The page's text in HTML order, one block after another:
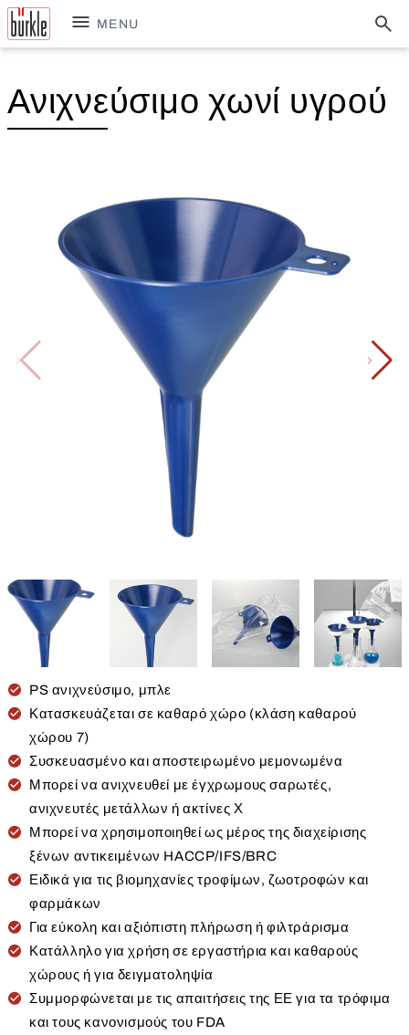
MENU
Ανιχνεύσιμο χωνί υγρού
PS ανιχνεύσιμο, μπλε
Κατασκευάζεται σε καθαρό χώρο (κλάση καθαρού
χώρου 7)
Συσκευασμένο και αποστειρωμένο μεμονωμένα
Μπορεί να ανιχνευθεί με έγχρωμους σαρωτές,
ανιχνευτές μετάλλων ή ακτίνες Χ
Μπορεί να χρησιμοποιηθεί ως μέρος της διαχείρισης
ξένων αντικειμένων HACCP/IFS/BRC
Ειδικά για τις βιομηχανίες τροφίμων, ζωοτροφών και
φαρμάκων
Για εύκολη και αξιόπιστη πλήρωση ή φιλτράρισμα
Κατάλληλο για χρήση σε εργαστήρια και καθαρούς
χώρους ή για δειγματοληψία
Συμμορφώνεται με τις απαιτήσεις της ΕΕ για τα τρόφιμα
και τους κανονισμούς του FDA